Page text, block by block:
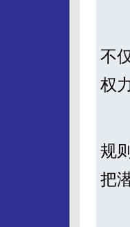
■
不
权
■
规
把
■